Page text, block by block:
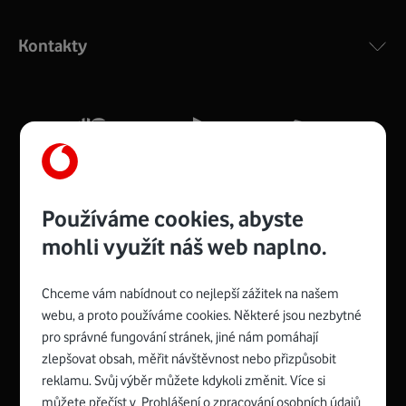
silný signál pro celou domácnost. Kompaktní rozměry 21
Více o COMPAL CH7465VF
Zyxel VMG8623-T50B:
Rozměry modemu jsou 16 x 22 x 7,5 cm (včetně stojánku)
a nabízí 4 gigabitové LAN porty a bezdrátové připojení Wi-
Spojte se s Vodafonem
Kontakty
Používáme cookies, abyste
mohli využít náš web naplno.
Chceme vám nabídnout co nejlepší zážitek na našem
webu, a proto používáme cookies. Některé jsou nezbytné
pro správné fungování stránek, jiné nám pomáhají
zlepšovat obsah, měřit návštěvnost nebo přizpůsobit
reklamu. Svůj výběr můžete kdykoli změnit. Více si
můžete přečíst v Prohlášení o zpracování osobních údajů